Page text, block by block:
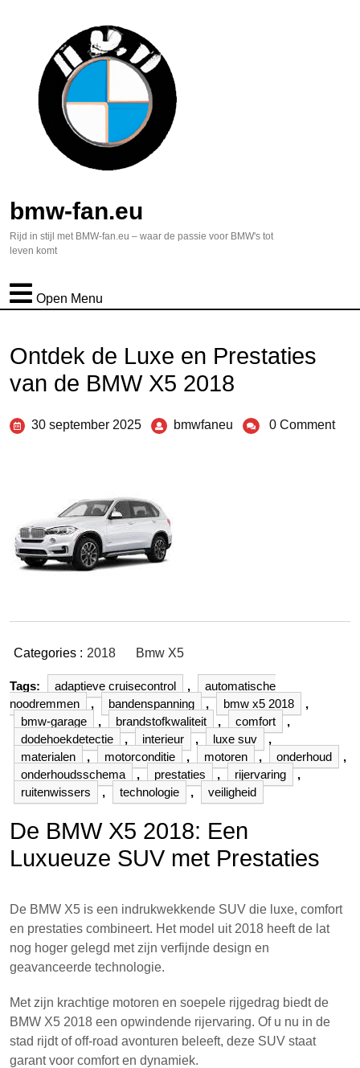
bmw-fan.eu
Rijd in stijl met BMW-fan.eu – waar de passie voor BMW's tot
leven komt
Open Menu
Ontdek de Luxe en Prestaties
van de BMW X5 2018
30 september 2025 bmwfaneu 0 Comment
Categories : 2018 Bmw X5
Tags: adaptieve cruisecontrol ,
automatische
noodremmen
, bandenspanning , bmw x5 2018
,
bmw-garage
, brandstofkwaliteit , comfort
,
dodehoekdetectie
, interieur , luxe suv
,
materialen
, motorconditie , motoren , onderhoud
,
onderhoudsschema
, prestaties , rijervaring
,
ruitenwissers
, technologie , veiligheid
De BMW X5 2018: Een
Luxueuze SUV met Prestaties
De BMW X5 is een indrukwekkende SUV die luxe, comfort
en prestaties combineert. Het model uit 2018 heeft de lat
nog hoger gelegd met zijn verfijnde design en
geavanceerde technologie.
Met zijn krachtige motoren en soepele rijgedrag biedt de
BMW X5 2018 een opwindende rijervaring. Of u nu in de
stad rijdt of off-road avonturen beleeft, deze SUV staat
garant voor comfort en dynamiek.